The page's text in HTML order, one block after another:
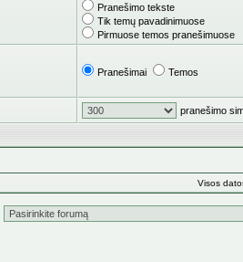
Pranešimo tekste
Tik temų pavadinimuose
Pirmuose temos pranešimuose
Pranešimai Temos
pranešimo
Visos